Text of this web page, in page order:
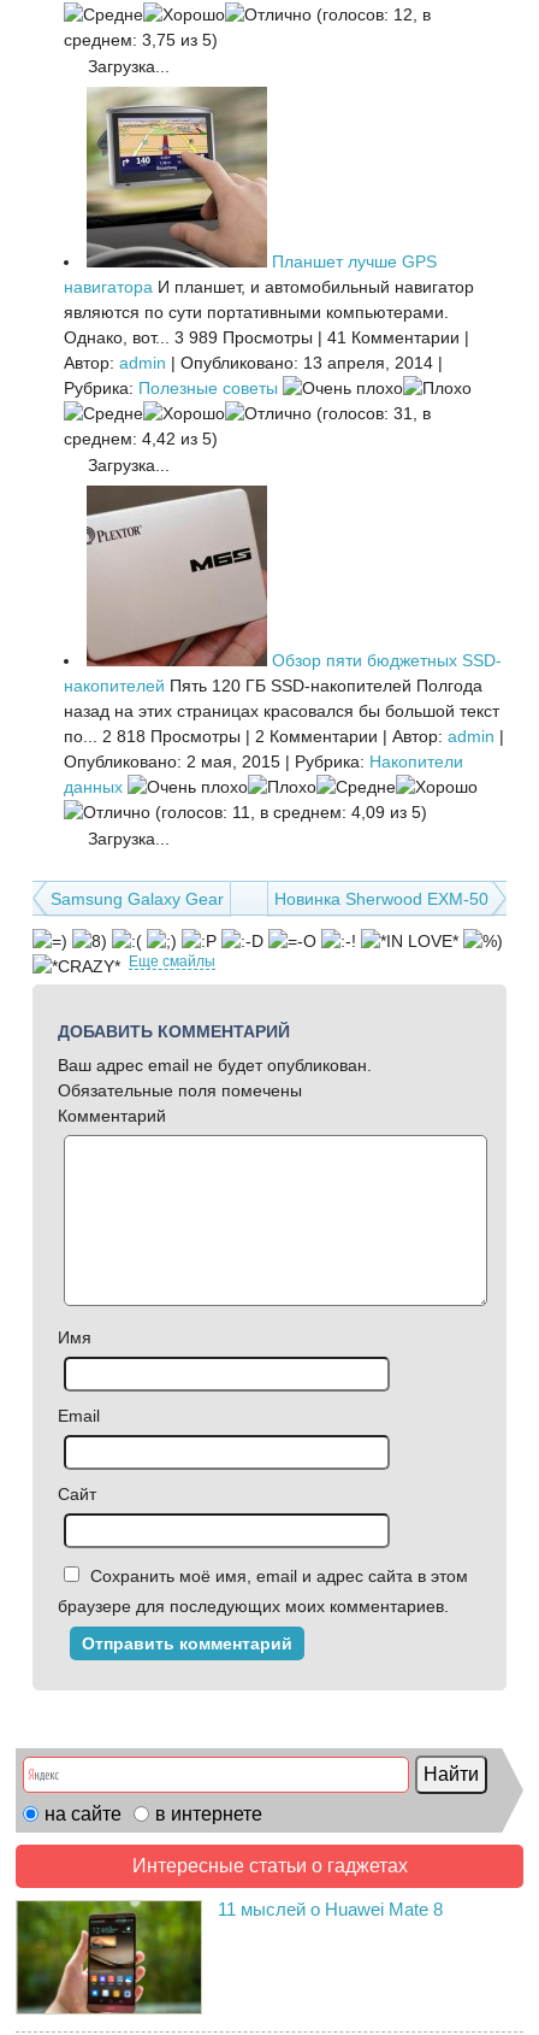
(голосов: 12, в
среднем: 3,75 из 5)
Загрузка...
Планшет лучше GPS
навигатора И планшет, и автомобильный навигатор
являются по сути портативными компьютерами.
Однако, вот...
3 989 Просмотры | 41 Комментарии |
Автор: admin | Опубликовано: 13 апреля, 2014 |
Рубрика: Полезные советы
(голосов: 31, в
среднем: 4,42 из 5)
Загрузка...
Обзор пяти бюджетных SSD-
накопителей Пять 120 ГБ SSD-накопителей Полгода
назад на этих страницах красовался бы большой текст
по...
2 818 Просмотры | 2 Комментарии | Автор: admin |
Опубликовано: 2 мая, 2015 | Рубрика: Накопители
данных
(голосов: 11, в среднем: 4,09 из 5)
Загрузка...
Samsung Galaxy Gear Новинка Sherwood ЕХМ-50
Еще смайлы
ДОБАВИТЬ КОММЕНТАРИЙ
Ваш адрес email не будет опубликован.
Обязательные поля помечены
Комментарий
Имя
Email
Сайт
Сохранить моё имя, email и адрес сайта в этом
браузере для последующих моих комментариев.
на сайте в интернете
Интересные статьи о гаджетах
11 мыслей о Huawei Mate 8